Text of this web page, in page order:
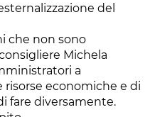
del
che non sono
Michela
a
risorse economiche e di
fare diversamente.